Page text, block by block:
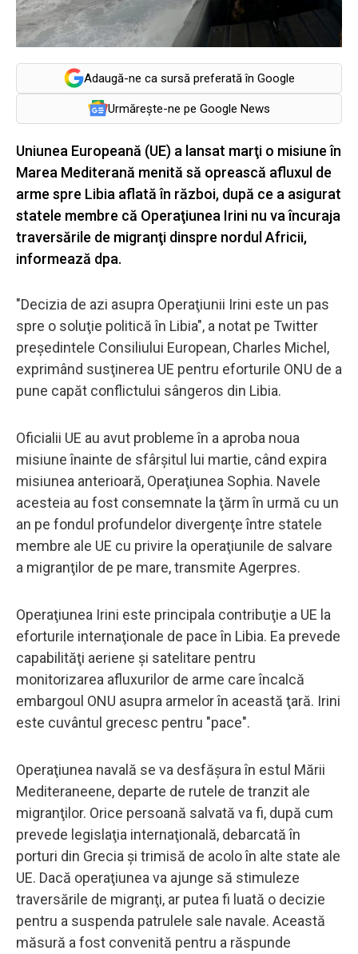
Adaugă-ne ca sursă preferată în Google
Urmărește-ne pe Google News
Uniunea Europeană (UE) a lansat marţi o misiune în
Marea Mediterană menită să oprească afluxul de
arme spre Libia aflată în război, după ce a asigurat
statele membre că Operaţiunea Irini nu va încuraja
traversările de migranţi dinspre nordul Africii,
informează dpa.
"Decizia de azi asupra Operaţiunii Irini este un pas
spre o soluţie politică în Libia", a notat pe Twitter
preşedintele Consiliului European, Charles Michel,
exprimând susţinerea UE pentru eforturile ONU de a
pune capăt conflictului sângeros din Libia.
Oficialii UE au avut probleme în a aproba noua
misiune înainte de sfârşitul lui martie, când expira
misiunea anterioară, Operaţiunea Sophia. Navele
acesteia au fost consemnate la ţărm în urmă cu un
an pe fondul profundelor divergenţe între statele
membre ale UE cu privire la operaţiunile de salvare
a migranţilor de pe mare, transmite Agerpres.
Operaţiunea Irini este principala contribuţie a UE la
eforturile internaţionale de pace în Libia. Ea prevede
capabilităţi aeriene şi satelitare pentru
monitorizarea afluxurilor de arme care încalcă
embargoul ONU asupra armelor în această ţară. Irini
este cuvântul grecesc pentru "pace".
Operaţiunea navală se va desfăşura în estul Mării
Mediteraneene, departe de rutele de tranzit ale
migranţilor. Orice persoană salvată va fi, după cum
prevede legislaţia internaţională, debarcată în
porturi din Grecia şi trimisă de acolo în alte state ale
UE. Dacă operaţiunea va ajunge să stimuleze
traversările de migranţi, ar putea fi luată o decizie
pentru a suspenda patrulele sale navale. Această
măsură a fost convenită pentru a răspunde